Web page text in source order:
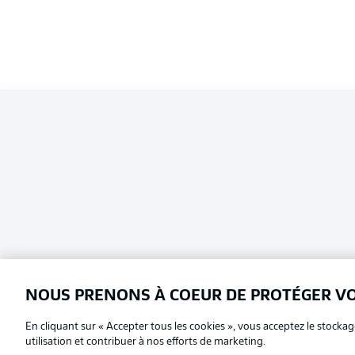
Choisissez votre langue
Français
Football as it's meant to be
NOUS PRENONS À COEUR DE PROTÉGER
En cliquant sur « Accepter tous les cookies », vous acceptez le
utilisation et contribuer à nos efforts de marketing.